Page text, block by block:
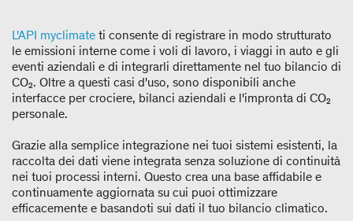
L'API myclimate ti consente di registrare in modo strutturato
le emissioni interne come i voli di lavoro, i viaggi in auto e gli
eventi aziendali e di integrarli direttamente nel tuo bilancio di
CO₂. Oltre a questi casi d'uso, sono disponibili anche
interfacce per crociere, bilanci aziendali e l'impronta di CO₂
personale.
Grazie alla semplice integrazione nei tuoi sistemi esistenti, la
raccolta dei dati viene integrata senza soluzione di continuità
nei tuoi processi interni. Questo crea una base affidabile e
continuamente aggiornata su cui puoi ottimizzare
efficacemente e basandoti sui dati il tuo bilancio climatico.